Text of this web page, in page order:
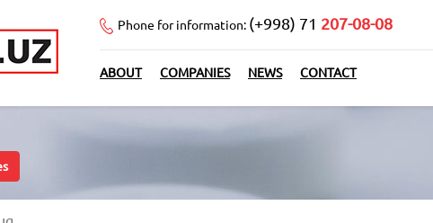
Phone for information: (+998) 71 207-08-08
ABOUT COMPANIES NEWS CONTACT